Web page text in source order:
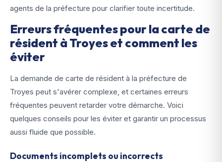
agents de la préfecture pour clarifier toute incertitude.
Erreurs fréquentes pour la carte de
résident à Troyes et comment les
éviter
La demande de carte de résident à la préfecture de
Troyes peut s'avérer complexe, et certaines erreurs
fréquentes peuvent retarder votre démarche. Voici
quelques conseils pour les éviter et garantir un processus
aussi fluide que possible.
Documents incomplets ou incorrects